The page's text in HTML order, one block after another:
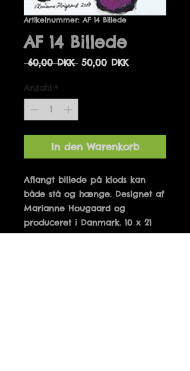
Artikelnummer: AF 14 Billede
AF 14 Billede
60,00 DKK Standardpreis
50,00 DKKSale-
Anzahl *
In den Warenkorb
Aflangt billede på klods kan
både stå og hænge. Designet af
Marianne Hougaard og
produceret i Danmark. 10 x 21
cm